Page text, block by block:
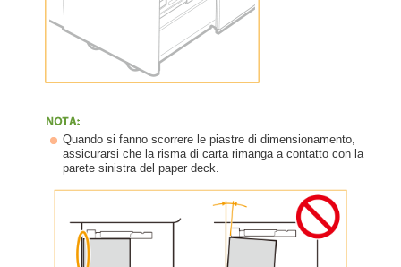
Quando si fanno scorrere le piastre di dimensionamento,
assicurarsi che la risma di carta rimanga a contatto con la
parete sinistra del paper deck.